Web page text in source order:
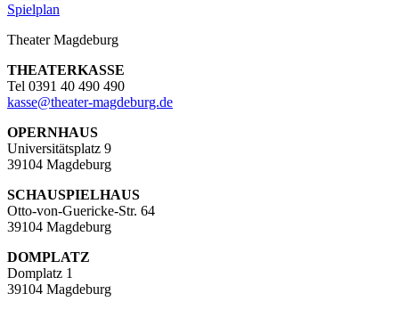
Spielplan
Theater Magdeburg
THEATERKASSE
Tel 0391 40 490 490
kasse@theater-magdeburg.de
OPERNHAUS
Universitätsplatz 9
39104 Magdeburg
SCHAUSPIELHAUS
Otto-von-Guericke-Str. 64
39104 Magdeburg
DOMPLATZ
Domplatz 1
39104 Magdeburg